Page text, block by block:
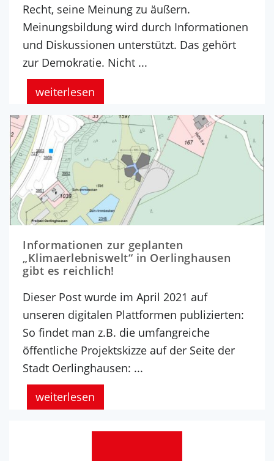
Recht, seine Meinung zu äußern.
Meinungsbildung wird durch Informationen
und Diskussionen unterstützt. Das gehört
zur Demokratie. Nicht ...
weiterlesen
Informationen zur geplanten
„Klimaerlebniswelt“ in Oerlinghausen
gibt es reichlich!
Dieser Post wurde im April 2021 auf
unseren digitalen Plattformen publizierten:
So findet man z.B. die umfangreiche
öffentliche Projektskizze auf der Seite der
Stadt Oerlinghausen: ...
weiterlesen